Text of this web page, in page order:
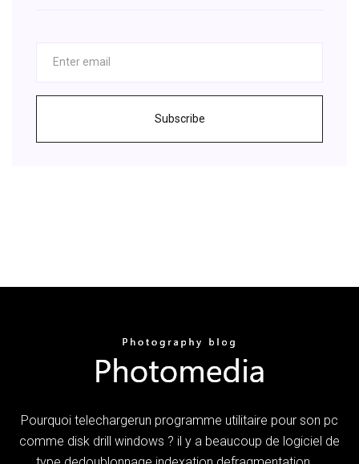
Subscribe
Pourquoi telechargerun programme utilitaire pour son pc
comme disk drill windows ? il y a beaucoup de logiciel de